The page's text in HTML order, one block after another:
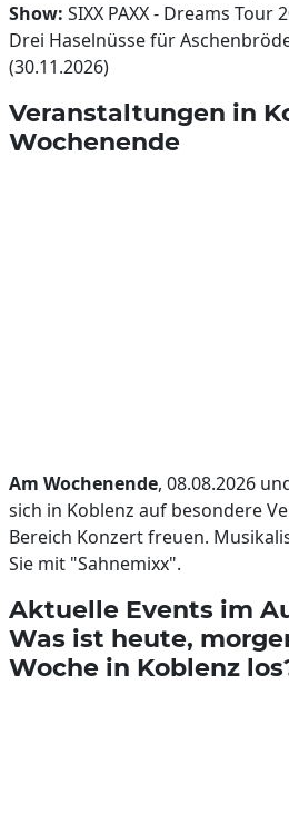
Show: SIXX PAXX - Dreams Tour
Drei Haselnüsse für
(30.11.2026)
Veranstaltungen in
Wochenende
Am Wochenende, 08.08.2026
sich in Koblenz auf besondere
Bereich Konzert freuen.
Sie mit "Sahnemixx".
Aktuelle Events im
Was ist heute,
Woche in Koblenz